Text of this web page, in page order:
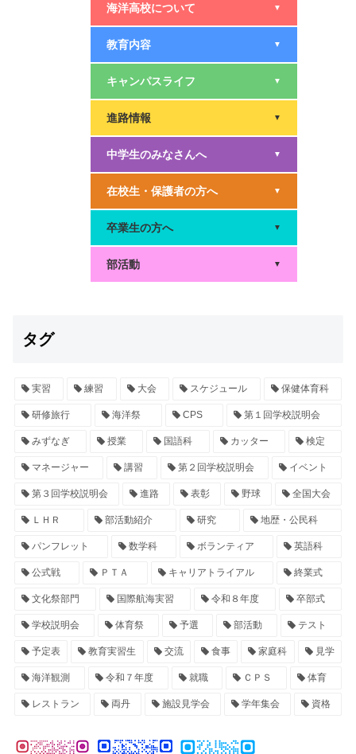
海洋高校について ▼
教育内容 ▼
キャンパスライフ ▼
進路情報 ▼
中学生のみなさんへ ▼
在校生・保護者の方へ ▼
卒業生の方へ ▼
部活動 ▼
タグ
実習 練習 大会 スケジュール 保健体育科
研修旅行 海洋祭 CPS 第１回学校説明会
みずなぎ 授業 国語科 カッター 検定
マネージャー 講習 第２回学校説明会 イベント
第３回学校説明会 進路 表彰 野球 全国大会
ＬＨＲ 部活動紹介 研究 地歴・公民科
パンフレット 数学科 ボランティア 英語科
公式戦 ＰＴＡ キャリアトライアル 終業式
文化祭部門 国際航海実習 令和８年度 卒部式
学校説明会 体育祭 予選 部活動 テスト
予定表 教育実習生 交流 食事 家庭科 見学
海洋観測 令和７年度 就職 ＣＰＳ 体育
レストラン 両丹 施設見学会 学年集会 資格